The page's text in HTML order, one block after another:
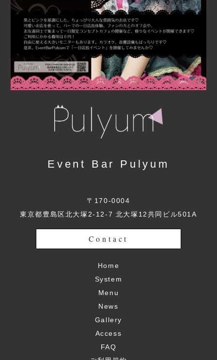
Event Bar Pulyum
〒170-0004
東京都豊島区北大塚2-12-7 北大塚12共同ビル501A
Contact
Home
System
Menu
News
Gallery
Access
FAQ